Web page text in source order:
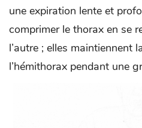
une expiration lente et
comprimer le thorax en se
l’autre ; elles maintiennent
l’hémithorax pendant une